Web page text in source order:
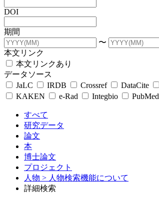
DOI
期間
〜
本文リンク
本文リンクあり
データソース
JaLC
IRDB Crossref DataCite
KAKEN
e-Rad Integbio PubMed
すべて
研究データ
論文
本
博士論文
プロジェクト
人物 > 人物検索機能について
詳細検索